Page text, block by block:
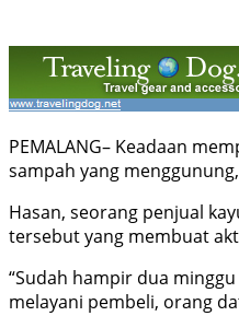
PEMALANG– Keadaan
sampah yang
Hasan, seorang penjual
tersebut yang membuat
“Sudah hampir dua
melayani pembeli, orang